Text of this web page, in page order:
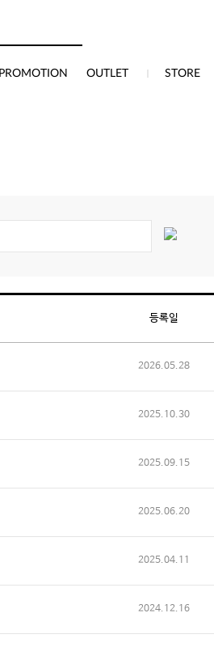
PROMOTION OUTLET STORE
등록일
2026.05.28
2025.10.30
2025.09.15
2025.06.20
2025.04.11
2024.12.16